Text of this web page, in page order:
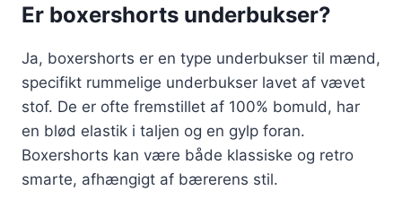
Er boxershorts underbukser?
Ja, boxershorts er en type underbukser til mænd,
specifikt rummelige underbukser lavet af vævet
stof. De er ofte fremstillet af 100% bomuld, har
en blød elastik i taljen og en gylp foran.
Boxershorts kan være både klassiske og retro
smarte, afhængigt af bærerens stil.